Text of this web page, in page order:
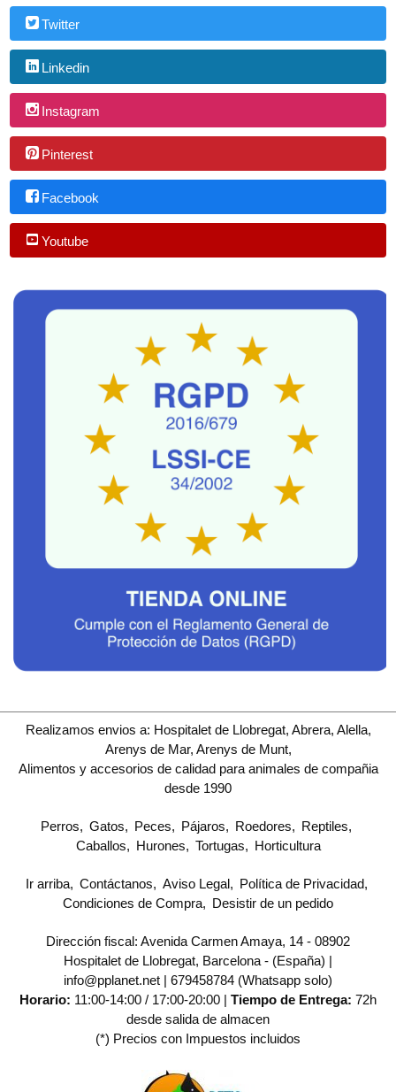
Twitter
Linkedin
Instagram
Pinterest
Facebook
Youtube
Realizamos envios a: Hospitalet de Llobregat, Abrera, Alella,
Arenys de Mar, Arenys de Munt,
Alimentos y accesorios de calidad para animales de compañia
desde 1990
Perros Gatos Peces Pájaros Roedores
Reptiles
Caballos
Hurones Tortugas Horticultura
Ir arriba Contáctanos Aviso Legal
Política de Privacidad
Condiciones de Compra
Desistir de un pedido
Dirección fiscal: Avenida Carmen Amaya, 14 - 08902
Hospitalet de Llobregat, Barcelona - (España) |
info@pplanet.net | 679458784 (Whatsapp solo)
Horario: 11:00-14:00 / 17:00-20:00 | Tiempo de Entrega: 72h
desde salida de almacen
(*) Precios con Impuestos incluidos